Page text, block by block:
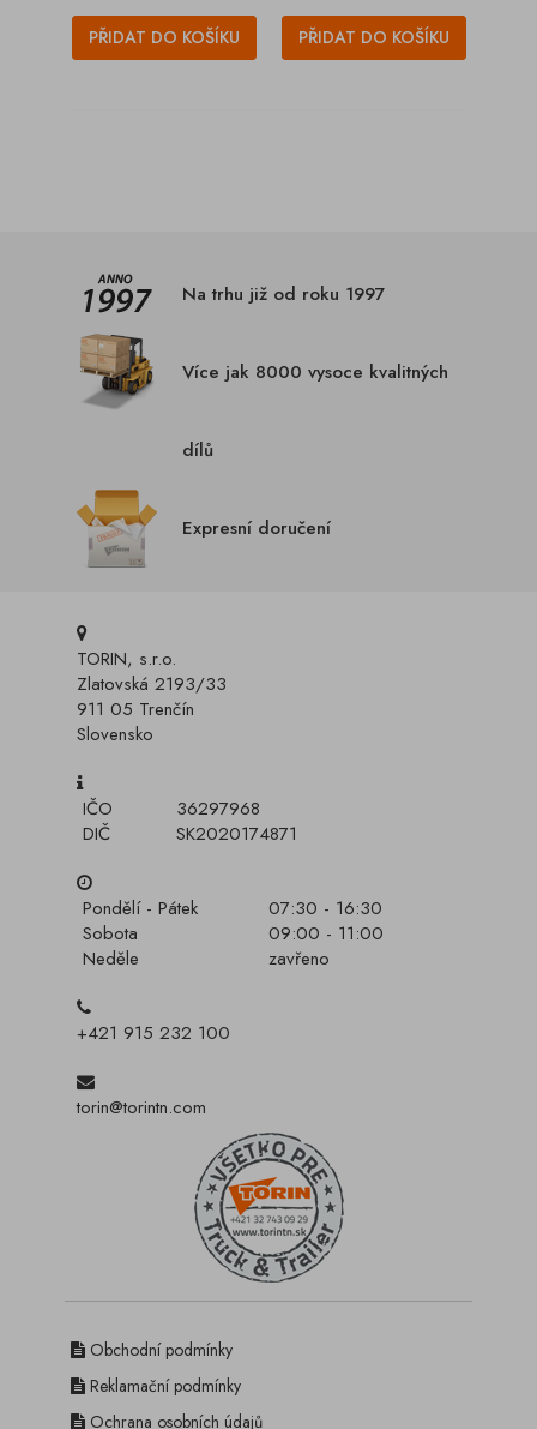
PŘIDAT DO KOŠÍKU PŘIDAT DO KOŠÍKU
Na trhu již od roku 1997
Více jak 8000 vysoce kvalitných
dílů
Expresní doručení
TORIN, s.r.o.
Zlatovská 2193/33
911 05 Trenčín
Slovensko
IČO
36297968
DIČ
SK2020174871
Pondělí - Pátek
07:30 - 16:30
Sobota
09:00 - 11:00
Neděle
zavřeno
+421 915 232 100
torin@torintn.com
Obchodní podmínky
Reklamační podmínky
Ochrana osobních údajů